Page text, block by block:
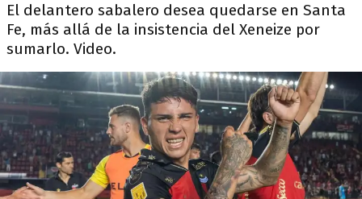
El delantero sabalero desea quedarse en Santa
Fe, más allá de la insistencia del Xeneize por
sumarlo. Video.